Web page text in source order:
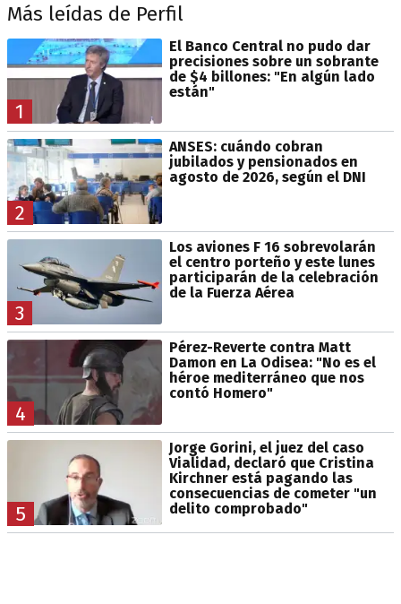
Más leídas de Perfil
1
El Banco Central no pudo dar
precisiones sobre un sobrante
de $4 billones: "En algún lado
están"
2
ANSES: cuándo cobran
jubilados y pensionados en
agosto de 2026, según el DNI
3
Los aviones F 16 sobrevolarán
el centro porteño y este lunes
participarán de la celebración
de la Fuerza Aérea
4
Pérez-Reverte contra Matt
Damon en La Odisea: "No es el
héroe mediterráneo que nos
contó Homero"
5
Jorge Gorini, el juez del caso
Vialidad, declaró que Cristina
Kirchner está pagando las
consecuencias de cometer "un
delito comprobado"